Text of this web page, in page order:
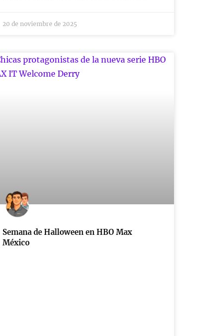
20 de noviembre de 2025
Semana de Halloween en HBO Max
México